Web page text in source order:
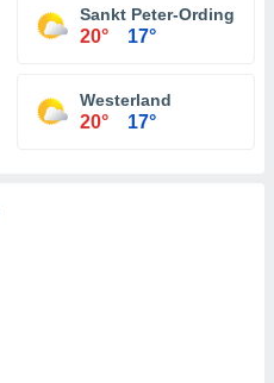
Sankt Peter-Ording
20° 17°
Westerland
20° 17°